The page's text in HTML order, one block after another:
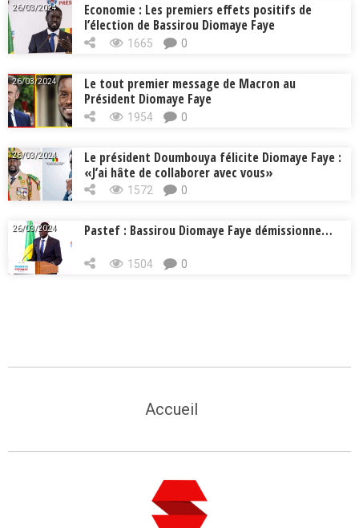
26/03/2024
Economie : Les premiers effets positifs de
l’élection de Bassirou Diomaye Faye
1665 0
26/03/2024
Le tout premier message de Macron au
Président Diomaye Faye
1954 0
26/03/2024
Le président Doumbouya félicite Diomaye Faye :
«J’ai hâte de collaborer avec vous»
1572 0
26/03/2024 Pastef : Bassirou Diomaye Faye démissionne…
1504 0
Accueil